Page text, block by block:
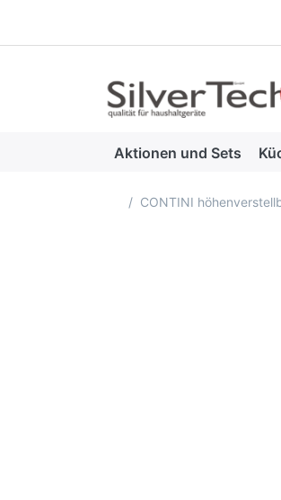
Aktionen und Sets
Startseite
CONTINI